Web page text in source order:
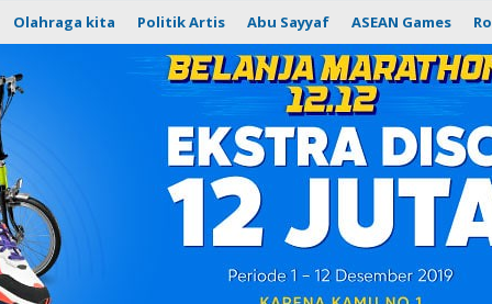
Olahraga kita Politik Artis Abu Sayyaf ASEAN Games